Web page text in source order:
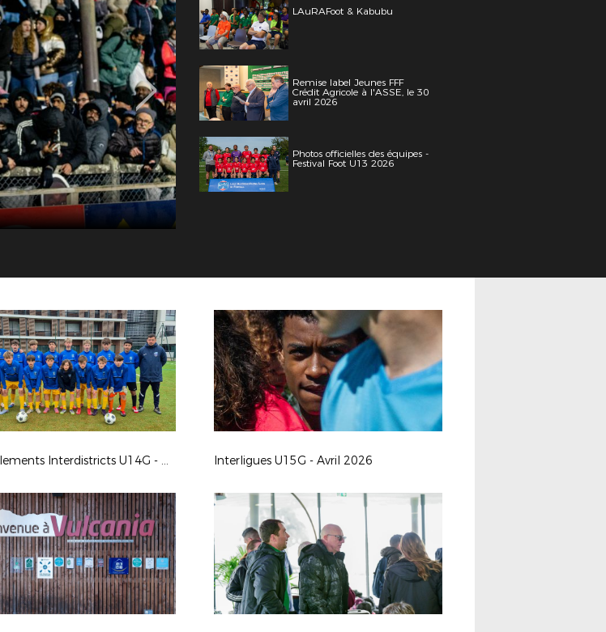
LAuRAFoot & Kabubu
Remise label Jeunes FFF
Crédit Agricole à l'ASSE, le 30
avril 2026
Photos officielles des équipes -
Festival Foot U13 2026
Rassemblements Interdistricts U14G - Avr. 2026 Interligues U15G - Avril 2026